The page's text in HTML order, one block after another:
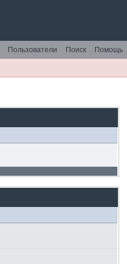
Помощь
Поиск
Пользователи